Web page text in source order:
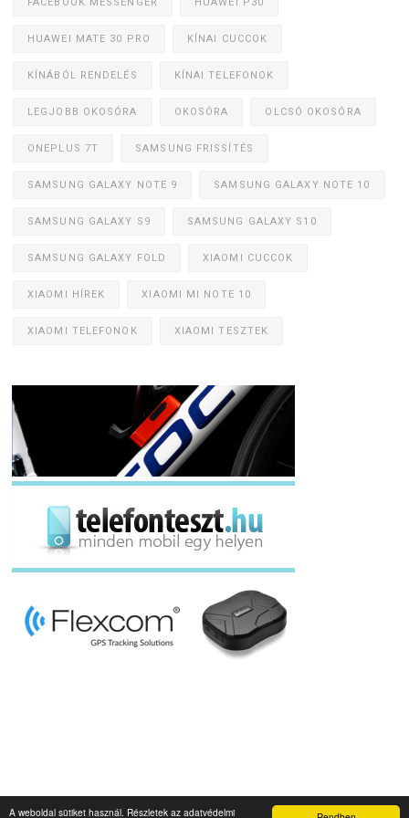
A weboldal sütiket használ. Részletek az adatvédelmi
FACEBOOK MESSENGER HUAWEI P30
HUAWEI MATE 30 PRO KÍNAI CUCCOK
KÍNÁBÓL RENDELÉS KÍNAI TELEFONOK
LEGJOBB OKOSÓRA OKOSÓRA OLCSÓ OKOSÓRA
ONEPLUS 7T SAMSUNG FRISSÍTÉS
SAMSUNG GALAXY NOTE 9 SAMSUNG GALAXY NOTE 10
SAMSUNG GALAXY S9 SAMSUNG GALAXY S10
SAMSUNG GALAXY FOLD XIAOMI CUCCOK
XIAOMI HÍREK XIAOMI MI NOTE 10
XIAOMI TELEFONOK XIAOMI TESZTEK